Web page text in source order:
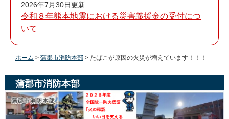
2026年7月30日更新
令和８年熊本地震における災害義援金の受付につ
いて
ホーム > 蒲郡市消防本部 > たばこが原因の火災が増えています！！！
蒲郡市消防本部